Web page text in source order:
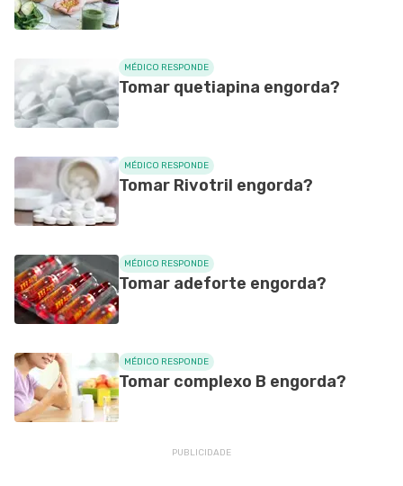
MÉDICO RESPONDE
Tomar quetiapina engorda?
MÉDICO RESPONDE
Tomar Rivotril engorda?
MÉDICO RESPONDE
Tomar adeforte engorda?
MÉDICO RESPONDE
Tomar complexo B engorda?